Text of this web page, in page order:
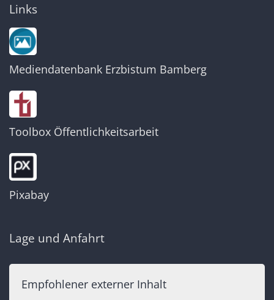
Links
Mediendatenbank Erzbistum Bamberg
Toolbox Öffentlichkeitsarbeit
Pixabay
Lage und Anfahrt
Empfohlener externer Inhalt